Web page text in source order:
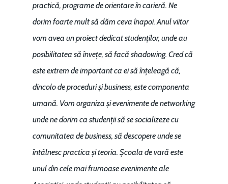
practică, programe de orientare în carieră. Ne
dorim foarte mult să dăm ceva înapoi. Anul viitor
vom avea un proiect dedicat studenților, unde au
posibilitatea să învețe, să facă shadowing. Cred că
este extrem de important ca ei să înțeleagă că,
dincolo de proceduri și business, este componenta
umană. Vom organiza și evenimente de networking
unde ne dorim ca studenții să se socializeze cu
comunitatea de business, să descopere unde se
întâlnesc practica și teoria. Școala de vară este
unul din cele mai frumoase evenimente ale